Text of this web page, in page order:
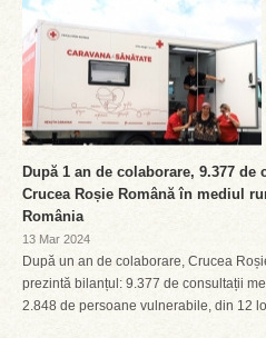
După 1 an de colaborare, 9.377
Crucea Roșie Română în mediul
România
13 Mar 2024
După un an de colaborare, Crucea
prezintă bilanțul: 9.377 de consultații
2.848 de persoane vulnerabile, din 12